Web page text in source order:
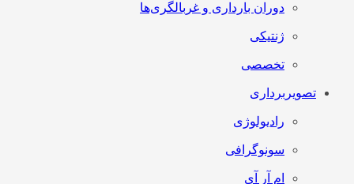
دوران بارداری و غربالگری‌ها
ژنتیکی
تخصصی
تصویربرداری
رادیولوژی
سونوگرافی
ام آر آی